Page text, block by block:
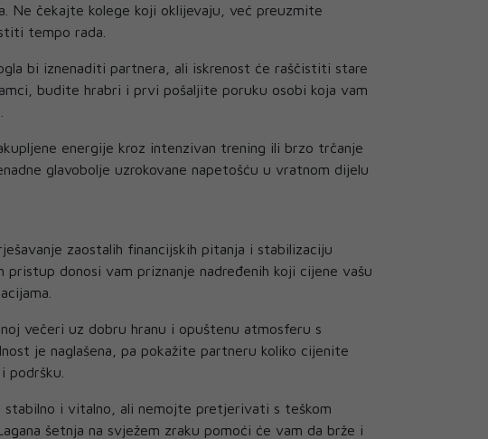
Ne čekajte kolege koji oklijevaju, već preuzmite
tempo rada.
bi iznenaditi partnera, ali iskrenost će raščistiti stare
budite hrabri i prvi pošaljite poruku osobi koja vam
energije kroz intenzivan trening ili brzo trčanje
glavobolje uzrokovane napetošću u vratnom dijelu
zaostalih financijskih pitanja i stabilizaciju
pristup donosi vam priznanje nadređenih koji cijene vašu
večeri uz dobru hranu i opuštenu atmosferu s
je naglašena, pa pokažite partneru koliko cijenite
podršku.
stabilno i vitalno, ali nemojte pretjerivati s teškom
šetnja na svježem zraku pomoći će vam da brže i